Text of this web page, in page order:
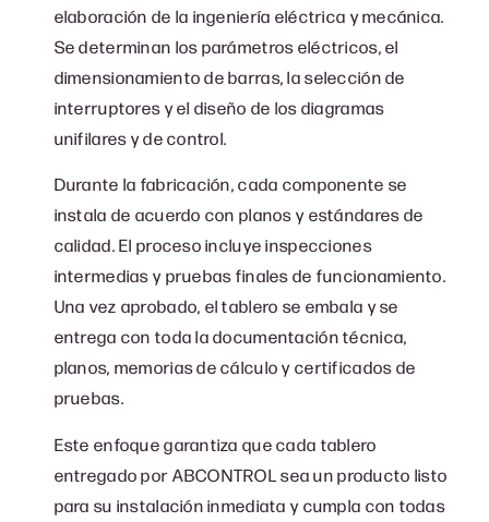
elaboración de la ingeniería eléctrica y mecánica.
Se determinan los parámetros eléctricos, el
dimensionamiento de barras, la selección de
interruptores y el diseño de los diagramas
unifilares y de control.
Durante la fabricación, cada componente se
instala de acuerdo con planos y estándares de
calidad. El proceso incluye inspecciones
intermedias y pruebas finales de funcionamiento.
Una vez aprobado, el tablero se embala y se
entrega con toda la documentación técnica,
planos, memorias de cálculo y certificados de
pruebas.
Este enfoque garantiza que cada tablero
entregado por ABCONTROL sea un producto listo
para su instalación inmediata y cumpla con todas